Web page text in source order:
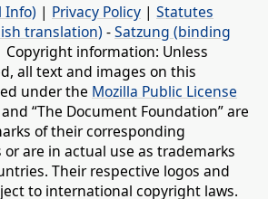
Info) | Privacy Policy | Statutes
translation) -Satzung (binding
Copyright information: Unless
all text and images on this
under the Mozilla Public License
and “The Document Foundation” are
of their corresponding
are in actual use as trademarks
Their respective logos and
to international copyright laws.